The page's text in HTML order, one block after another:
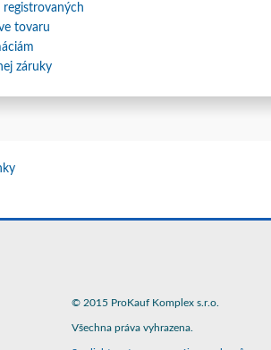
tovaru
záruky
© 2015 ProKauf Komplex s.r.o.
Všechna práva vyhrazena.